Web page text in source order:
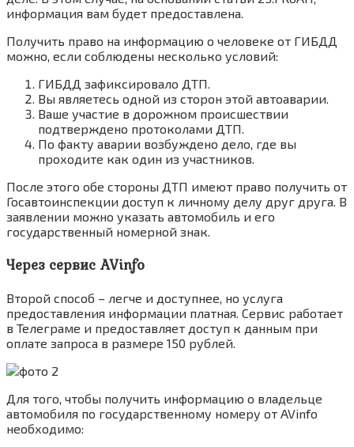
информация вам будет предоставлена.
Получить право на информацию о человеке от ГИБДД
можно, если соблюдены несколько условий:
ГИБДД зафиксировало ДТП.
Вы являетесь одной из сторон этой автоаварии.
Ваше участие в дорожном происшествии
подтверждено протоколами ДТП.
По факту аварии возбуждено дело, где вы
проходите как один из участников.
После этого обе стороны ДТП имеют право получить от
Госавтоинспекции доступ к личному делу друг друга. В
заявлении можно указать автомобиль и его
государственный номерной знак.
Через сервис AVinfo
Второй способ – легче и доступнее, но услуга
предоставления информации платная. Сервис работает
в Телеграме и предоставляет доступ к данным при
оплате запроса в размере 150 рублей.
Для того, чтобы получить информацию о владельце
автомобиля по государственному номеру от AVinfo
необходимо: